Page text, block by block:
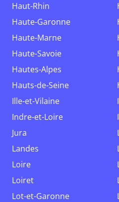
Haut-Rhin
Haute-Garonne
Haute-Marne
Haute-Savoie
Hautes-Alpes
Hauts-de-Seine
Ille-et-Vilaine
Indre-et-Loire
Jura
Landes
Loire
Loiret
Lot-et-Garonne